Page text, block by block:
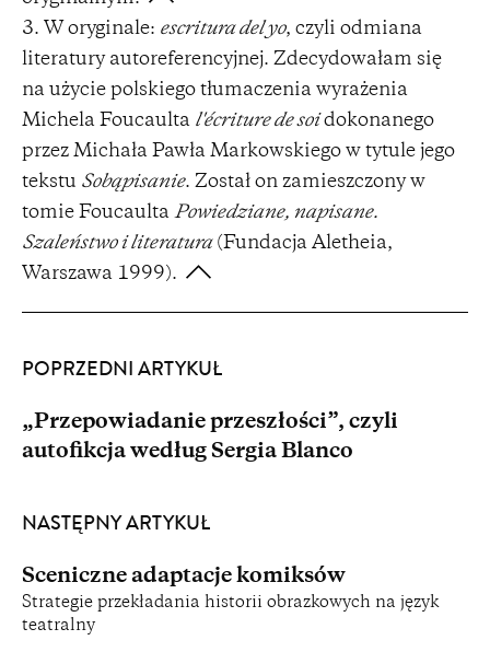
W oryginale: escritura del yo, czyli odmiana
literatury autoreferencyjnej. Zdecydowałam się
na użycie polskiego tłumaczenia wyrażenia
Michela Foucaulta l'écriture de soidokonanego
przez Michała Pawła Markowskiego w tytule jego
tekstu Sobąpisanie. Został on zamieszczony w
tomie Foucaulta Powiedziane, napisane.
Szaleństwo i literatura(Fundacja Aletheia,
Warszawa 1999).
POPRZEDNI ARTYKUŁ
„Przepowiadanie przeszłości”, czyli
autofikcja według Sergia Blanco
NASTĘPNY ARTYKUŁ
Sceniczne adaptacje komiksów
Strategie przekładania historii obrazkowych na język
teatralny